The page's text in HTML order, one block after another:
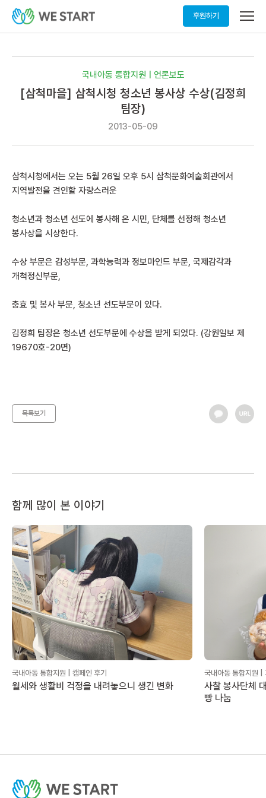
후원하기
메
열
국내아동 통합지원 | 언론보도
[삼척마을] 삼척시청 청소년 봉사상 수상(김정희
팀장)
2013-05-09
삼척시청에서는 오는 5월 26일 오후 5시 삼척문화예술회관에서
지역발전을 견인할 자랑스러운
청소년과 청소년 선도에 봉사해 온 시민, 단체를 선정해 청소년
봉사상을 시상한다.
수상 부문은 감성부문, 과학능력과 정보마인드 부문, 국제감각과
개척정신부문,
충효 및 봉사 부문, 청소년 선도부문이 있다.
김정희 팀장은 청소년 선도부문에 수상을 받게 되었다. (강원일보 제
19670호-20면)
목록보기
함께 많이 본 이야기
국내아동 통합지원 | 캠페인 후기
월세와 생활비 걱정을 내려놓으니 생긴 변화
국내아동 통합지원 |
사찰 봉사단체
빵 나눔